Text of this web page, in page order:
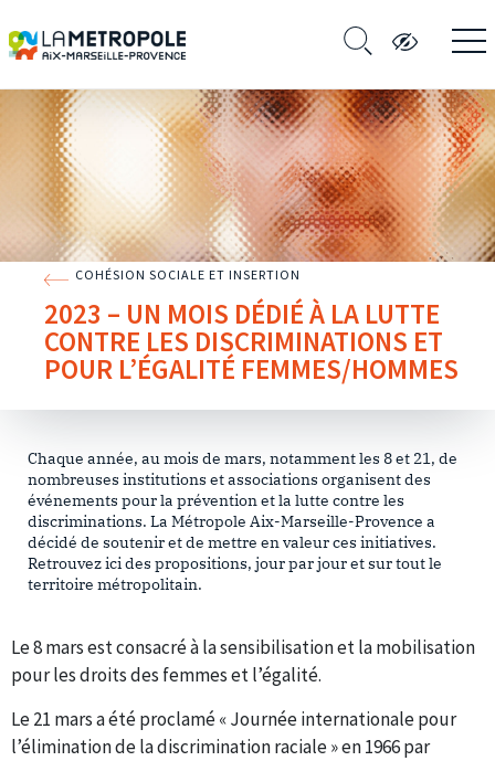
COHÉSION SOCIALE ET INSERTION
2023 – UN MOIS DÉDIÉ À LA LUTTE
CONTRE LES DISCRIMINATIONS ET
POUR L’ÉGALITÉ FEMMES/HOMMES
Chaque année, au mois de mars, notamment les 8 et 21, de
nombreuses institutions et associations organisent des
événements pour la prévention et la lutte contre les
discriminations. La Métropole Aix-Marseille-Provence a
décidé de soutenir et de mettre en valeur ces initiatives.
Retrouvez ici des propositions, jour par jour et sur tout le
territoire métropolitain.
Le 8 mars est consacré à la sensibilisation et la mobilisation
pour les droits des femmes et l’égalité.
Le 21 mars a été proclamé « Journée internationale pour
l’élimination de la discrimination raciale » en 1966 par